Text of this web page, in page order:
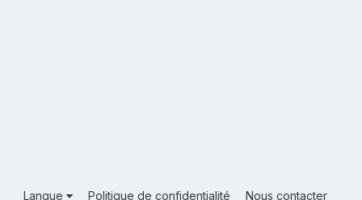
Langue Politique de confidentialité Nous contacter